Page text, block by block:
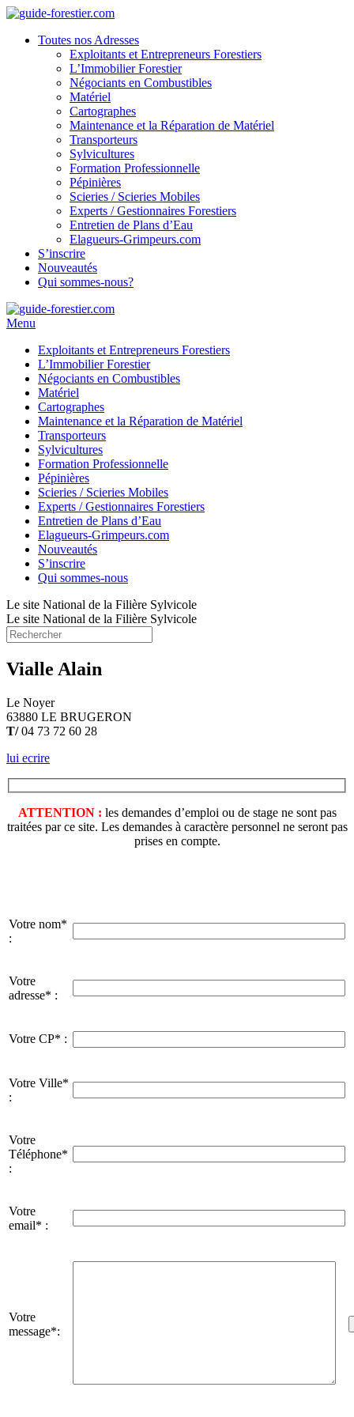
Toutes nos Adresses
Exploitants et Entrepreneurs Forestiers
L’Immobilier Forestier
Négociants en Combustibles
Matériel
Cartographes
Maintenance et la Réparation de Matériel
Transporteurs
Sylvicultures
Formation Professionnelle
Pépinières
Scieries / Scieries Mobiles
Experts / Gestionnaires Forestiers
Entretien de Plans d’Eau
Elagueurs-Grimpeurs.com
S’inscrire
Nouveautés
Qui sommes-nous?
Menu
Exploitants et Entrepreneurs Forestiers
L’Immobilier Forestier
Négociants en Combustibles
Matériel
Cartographes
Maintenance et la Réparation de Matériel
Transporteurs
Sylvicultures
Formation Professionnelle
Pépinières
Scieries / Scieries Mobiles
Experts / Gestionnaires Forestiers
Entretien de Plans d’Eau
Elagueurs-Grimpeurs.com
Nouveautés
S’inscrire
Qui sommes-nous
Le site National de la Filière Sylvicole
Le site National de la Filière Sylvicole
Vialle Alain
Le Noyer
63880 LE BRUGERON
T/04 73 72 60 28
lui ecrire
ATTENTION : les demandes d’emploi ou de stage ne sont pas
traitées par ce site. Les demandes à caractère personnel ne seront pas
prises en compte.
Votre nom*
:
Votre
adresse* :
Votre CP* :
Votre Ville*
:
Votre
Téléphone*
:
Votre
email* :
Votre
message*: